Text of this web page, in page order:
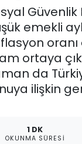
emekli
oranı
ortaya
da
ilişkin
1 DK
OKUNMA SÜRESI